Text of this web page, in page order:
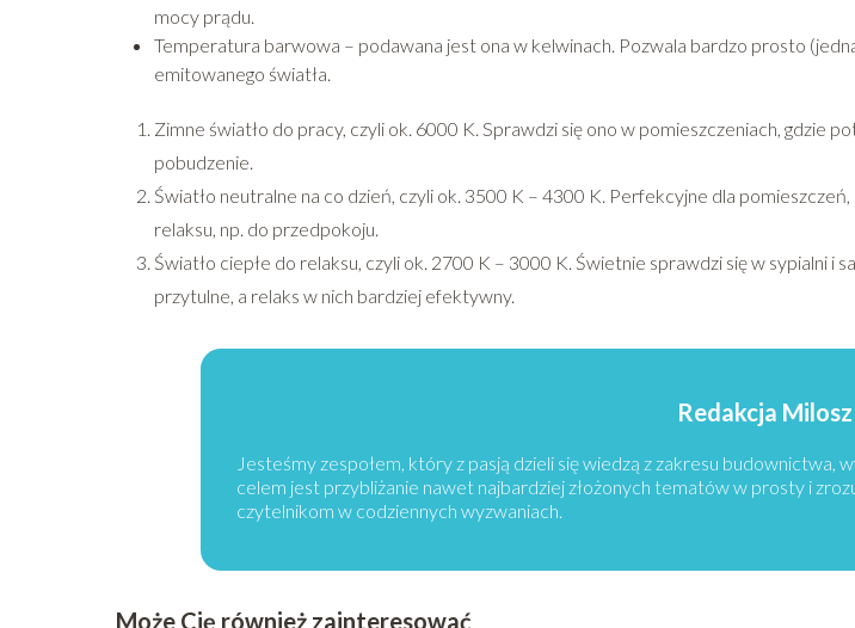
mocy prądu.
Temperatura barwowa – podawana jest ona w kelwinach. Pozwala bardzo prosto
emitowanego światła.
Zimne światło do pracy, czyli ok. 6000 K. Sprawdzi się ono w pomieszczeniach, gdzie
pobudzenie.
Światło neutralne na co dzień, czyli ok. 3500 K – 4300 K. Perfekcyjne dla
relaksu, np. do przedpokoju.
Światło ciepłe do relaksu, czyli ok. 2700 K – 3000 K. Świetnie sprawdzi się w sypialni i
przytulne, a relaks w nich bardziej efektywny.
Redakcja
Jesteśmy zespołem, który z pasją dzieli się wiedzą z zakresu budownictwa,
celem jest przybliżanie nawet najbardziej złożonych tematów w prosty i
czytelnikom w codziennych wyzwaniach.
Może Cię również zainteresować